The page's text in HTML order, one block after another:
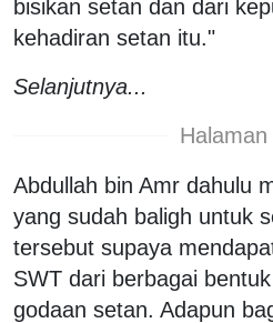
bisikan setan dan dari
kehadiran setan itu."
Selanjutnya...
Abdullah bin Amr dahulu
yang sudah baligh untuk
tersebut supaya
SWT dari berbagai
godaan setan. Adapun